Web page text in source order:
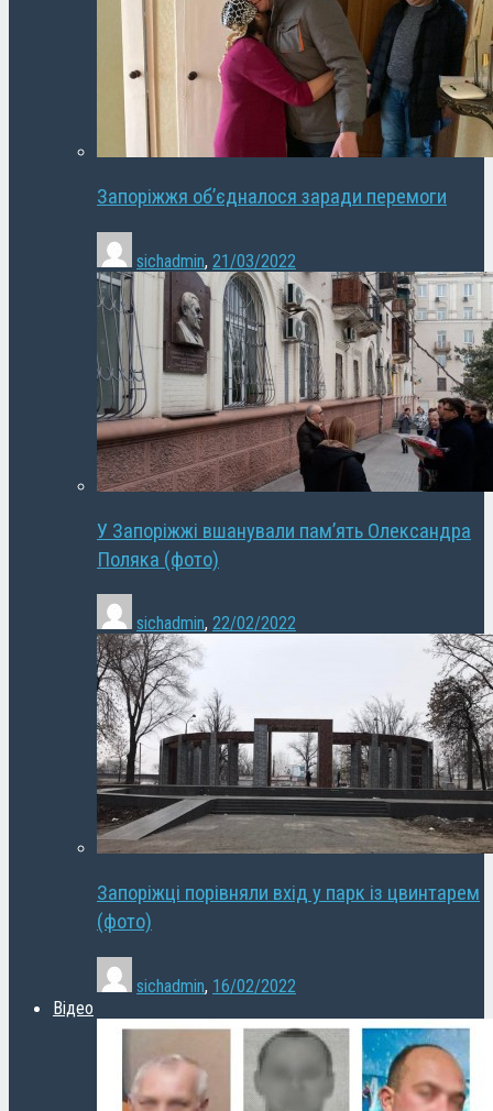
Запоріжжя об’єдналося заради перемоги
sichadmin, 21/03/2022
У Запоріжжі вшанували пам’ять Олександра
Поляка (фото)
sichadmin, 22/02/2022
Запоріжці порівняли вхід у парк із цвинтарем
(фото)
sichadmin, 16/02/2022
Відео